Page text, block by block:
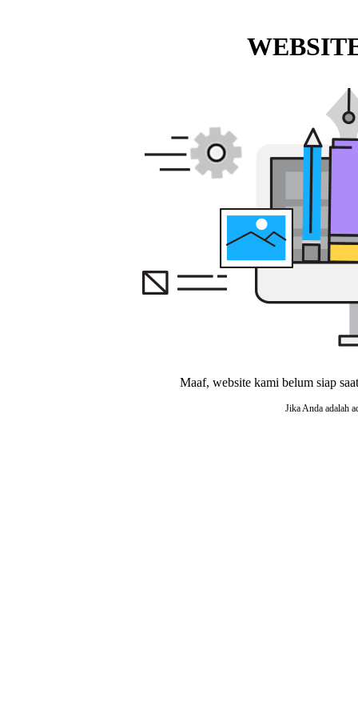
Maaf, website kami belum siap
Jika Anda adalah